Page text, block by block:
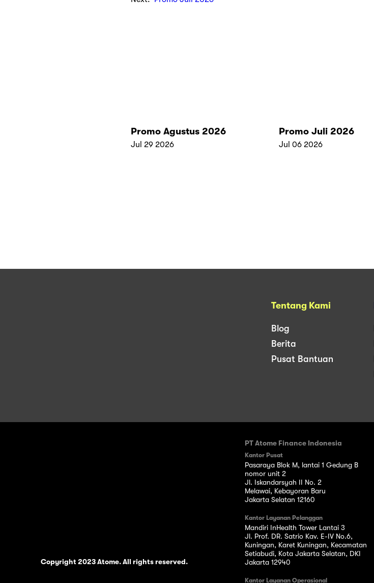
Promo Agustus 2026
Jul 29 2026
Promo Juli 2026
Jul 06 2026
Tentang Kami
Blog
Berita
Pusat Bantuan
Copyright 2023 Atome. All rights reserved.
PT Atome Finance Indonesia
Kantor Pusat
Pasaraya Blok M, lantai 1 Gedung B
nomor unit 2
Jl. Iskandarsyah II No. 2
Melawai, Kebayoran Baru
Jakarta Selatan 12160
Kantor Layanan Pelanggan
Mandiri InHealth Tower Lantai 3
Jl. Prof. DR. Satrio Kav. E-IV No.6,
Kuningan, Karet Kuningan, Kecamatan
Setiabudi, Kota Jakarta Selatan, DKI
Jakarta 12940
Kantor Layanan Operasional